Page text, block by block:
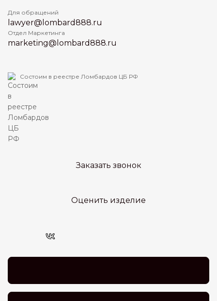
Для обращений
lawyer@lombard888.ru
Отдел Маркетинга
marketing@lombard888.ru
Состоим в реестре Ломбардов ЦБ РФ
Заказать звонок
Оценить изделие